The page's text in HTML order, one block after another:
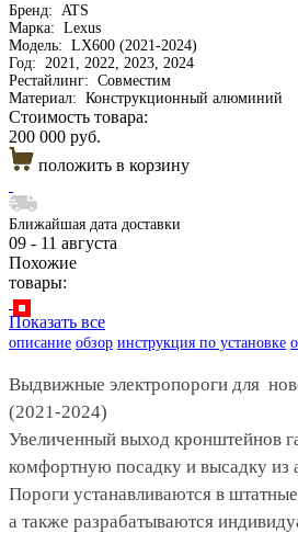
Бренд:
ATS
Марка: Lexus
Модель: LX600 (2021-2024)
Год:
2021, 2022, 2023, 2024
Рестайлинг: Совместим
Материал: Конструкционный алюминий
Стоимость товара:
200 000 руб.
положить в корзину
Ближайшая дата доставки
09 - 11 августа
Похожие
товары:
Показать все
описание обзор инструкция по установке
Выдвижные электропороги для
(2021-2024)
Увеличенный выход кронштейнов
комфортную посадку и высадку из
Пороги устанавливаются в
а также разрабатываются